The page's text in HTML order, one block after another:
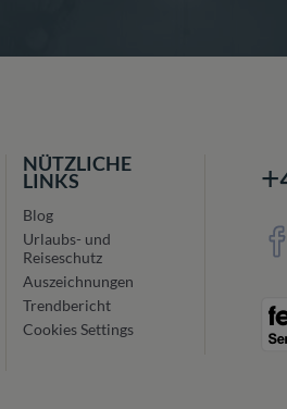
NÜTZLICHE
LINKS
Blog
Urlaubs- und
Reiseschutz
Auszeichnungen
Trendbericht
Cookies Settings